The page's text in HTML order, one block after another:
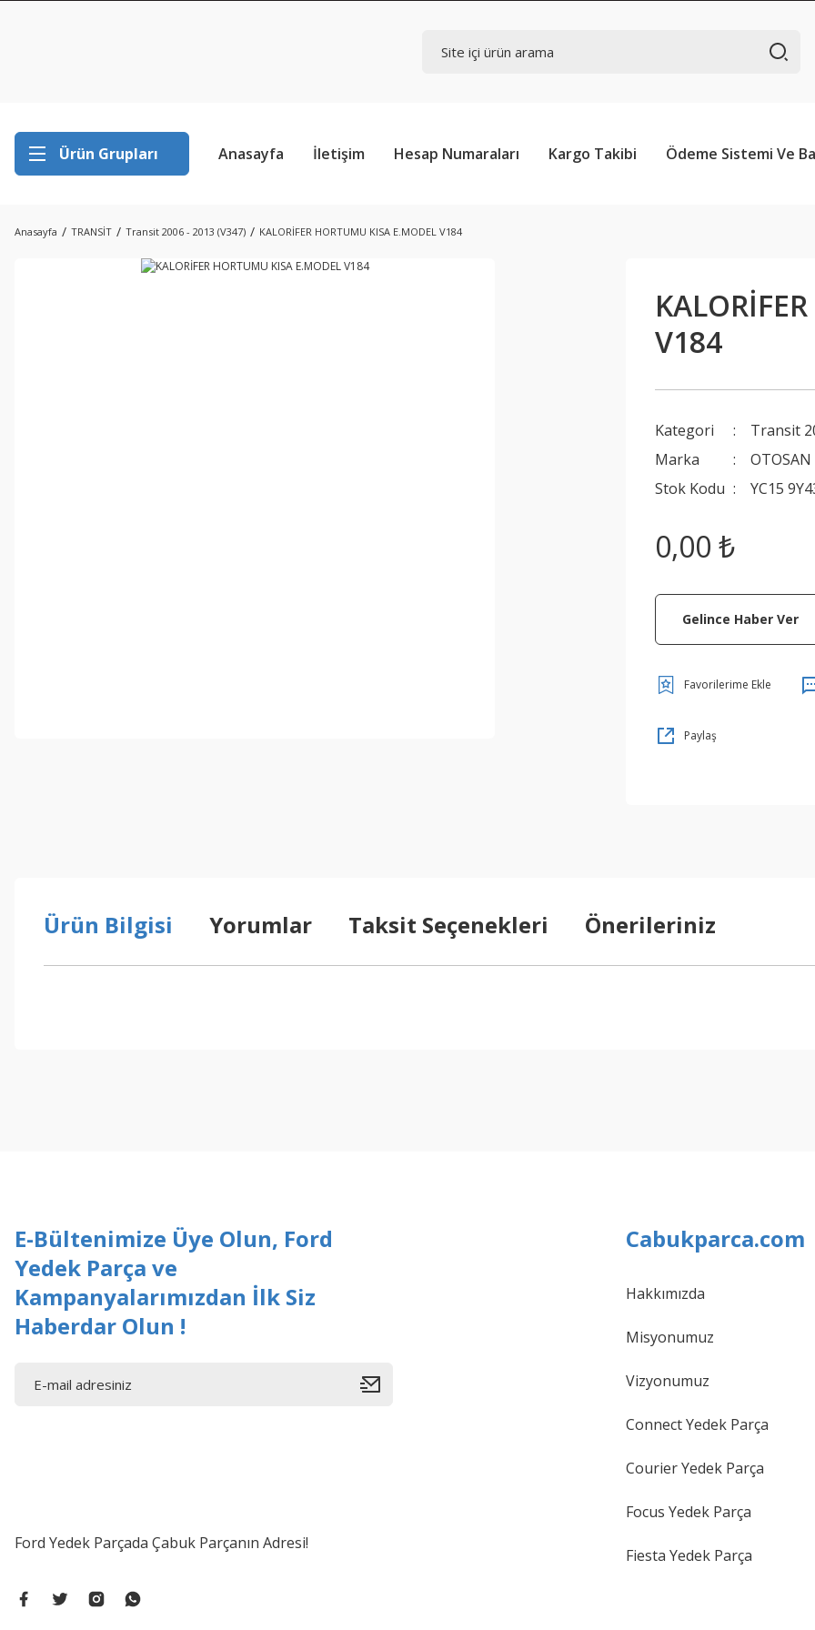
Ürün Grupları Anasayfa İletişim Hesap Numaraları Kargo Takibi Ödeme Sistemi Ve
Anasayfa TRANSİT Transit 2006 - 2013 (V347) KALORİFER HORTUMU KISA E.MODEL V184
V184
Kategori
Transit
Marka
OTOSAN
Stok Kodu
YC15
0,00 ₺
Gelince Haber Ver
Paylaş
Ürün Bilgisi Yorumlar Taksit Seçenekleri Önerileriniz
E-Bültenimize Üye Olun, Ford
Yedek Parça ve
Kampanyalarımızdan İlk Siz
Haberdar Olun !
Ford Yedek Parçada Çabuk Parçanın Adresi!
Cabukparca.com
Hakkımızda
Misyonumuz
Vizyonumuz
Connect Yedek Parça
Courier Yedek Parça
Focus Yedek Parça
Fiesta Yedek Parça